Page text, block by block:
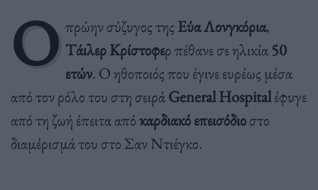
O πρώην σύζυγος της Εύα Λονγκόρια,
Τάιλερ Κρίστοφερ πέθανε σε ηλικία 50
ετών. Ο ηθοποιός που έγινε ευρέως μέσα
από τον ρόλο του στη σειράGeneral Hospitalέφυγε
από τη ζωή έπειτα απόκαρδιακό επεισόδιοστο
διαμέρισμά του στο Σαν Ντιέγκο.